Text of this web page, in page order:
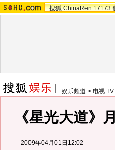
搜狐 ChinaRen 17173
娱乐频道 > 电视 TV
《星光大道》
2009年04月01日12:02